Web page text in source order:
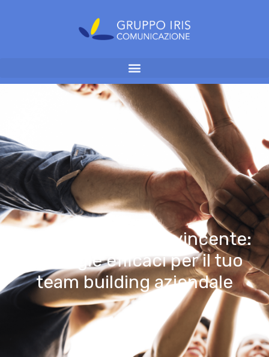
Costruire un team vincente:
strategie efficaci per il tuo
team building aziendale